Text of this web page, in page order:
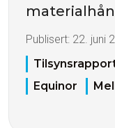
Publisert: 22. juni
Equinor